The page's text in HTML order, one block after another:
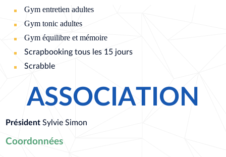
Gym entretien adultes
Gym tonic adultes
Gym équilibre et mémoire
Scrapbooking tous les 15 jours
Scrabble
ASSOCIATION
Président Sylvie Simon
Coordonnées